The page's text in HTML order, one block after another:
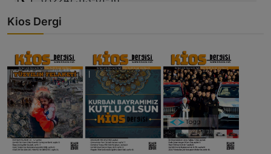
Kios Dergi